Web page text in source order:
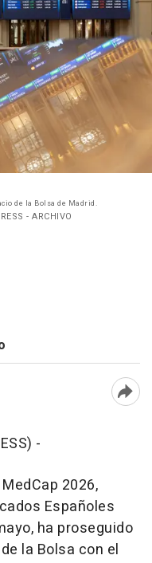
de la Bolsa de Madrid.
- ARCHIVO
-
2026,
Españoles
ha proseguido
la Bolsa con el